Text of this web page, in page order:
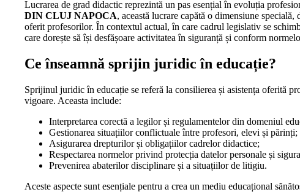
Lucrarea de grad didactic reprezintă un pas esențial în evoluția
DIN CLUJ NAPOCA, această lucrare capătă o dimensiune
oferit profesorilor. În contextul actual, în care cadrul legislativ se
care dorește să își desfășoare activitatea în siguranță și conform
Ce înseamnă sprijin juridic în educație?
Sprijinul juridic în educație se referă la consilierea și asistența oferită
vigoare. Aceasta include:
Interpretarea corectă a legilor și regulamentelor din domeniul
Gestionarea situațiilor conflictuale între profesori, elevi și părinți;
Asigurarea drepturilor și obligațiilor cadrelor didactice;
Respectarea normelor privind protecția datelor personale și
Prevenirea abaterilor disciplinare și a situațiilor de litigiu.
Aceste aspecte sunt esențiale pentru a crea un mediu educațional